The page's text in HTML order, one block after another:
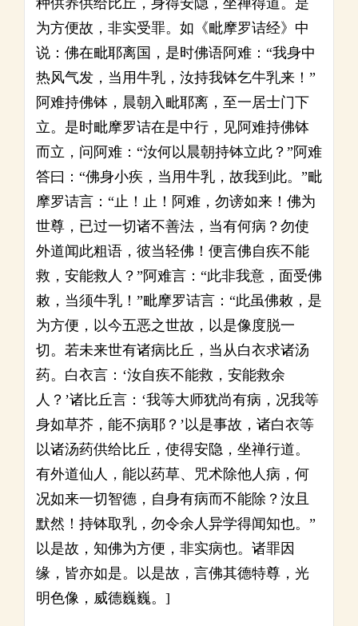
种供养供给比丘，身得安隐，坐禅得道。是
为方便故，非实受罪。如《毗摩罗诘经》中
说：佛在毗耶离国，是时佛语阿难：“我身中
热风气发，当用牛乳，汝持我钵乞牛乳来！”
阿难持佛钵，晨朝入毗耶离，至一居士门下
立。是时毗摩罗诘在是中行，见阿难持佛钵
而立，问阿难：“汝何以晨朝持钵立此？”阿难
答曰：“佛身小疾，当用牛乳，故我到此。”毗
摩罗诘言：“止！止！阿难，勿谤如来！佛为
世尊，已过一切诸不善法，当有何病？勿使
外道闻此粗语，彼当轻佛！便言佛自疾不能
救，安能救人？”阿难言：“此非我意，面受佛
敕，当须牛乳！”毗摩罗诘言：“此虽佛敕，是
为方便，以今五恶之世故，以是像度脱一
切。若未来世有诸病比丘，当从白衣求诸汤
药。白衣言：‘汝自疾不能救，安能救余
人？’诸比丘言：‘我等大师犹尚有病，况我等
身如草芥，能不病耶？’以是事故，诸白衣等
以诸汤药供给比丘，使得安隐，坐禅行道。
有外道仙人，能以药草、咒术除他人病，何
况如来一切智德，自身有病而不能除？汝且
默然！持钵取乳，勿令余人异学得闻知也。”
以是故，知佛为方便，非实病也。诸罪因
缘，皆亦如是。以是故，言佛其德特尊，光
明色像，威德巍巍。]